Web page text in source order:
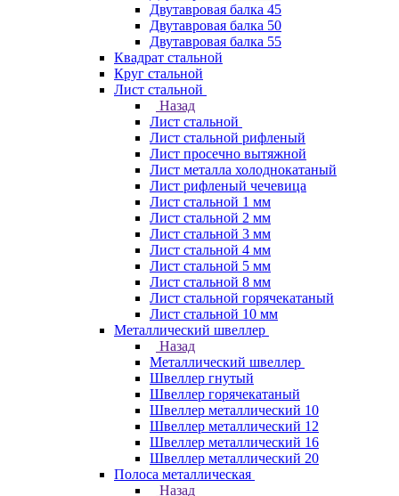
Двутавровая балка 45
Двутавровая балка 50
Двутавровая балка 55
Квадрат стальной
Круг стальной
Лист стальной
Назад
Лист стальной
Лист стальной рифленый
Лист просечно вытяжной
Лист металла холоднокатаный
Лист рифленый чечевица
Лист стальной 1 мм
Лист стальной 2 мм
Лист стальной 3 мм
Лист стальной 4 мм
Лист стальной 5 мм
Лист стальной 8 мм
Лист стальной горячекатаный
Лист стальной 10 мм
Металлический швеллер
Назад
Металлический швеллер
Швеллер гнутый
Швеллер горячекатаный
Швеллер металлический 10
Швеллер металлический 12
Швеллер металлический 16
Швеллер металлический 20
Полоса металлическая
Назад